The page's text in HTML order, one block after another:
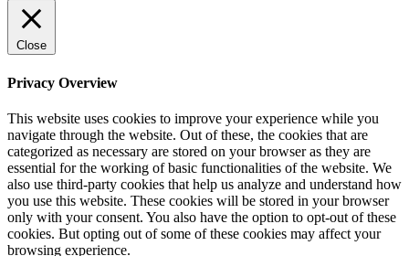
Close
Privacy Overview
This website uses cookies to improve your experience while you
navigate through the website. Out of these, the cookies that are
categorized as necessary are stored on your browser as they are
essential for the working of basic functionalities of the website. We
also use third-party cookies that help us analyze and understand how
you use this website. These cookies will be stored in your browser
only with your consent. You also have the option to opt-out of these
cookies. But opting out of some of these cookies may affect your
browsing experience.